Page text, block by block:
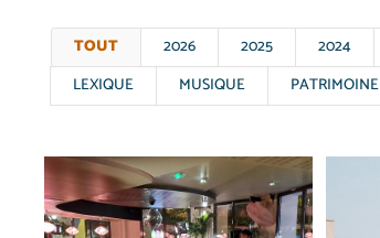
TOUT 2026 2025 2024
LEXIQUE
MUSIQUE PATRIMOINE